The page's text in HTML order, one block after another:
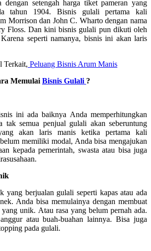
dengan setengah harga tiket pameran yang
tahun 1904. Bisnis gulali pertama kali
Morrison dan John C. Wharto dengan nama
Floss. Dan kini bisnis gulali pun dikuti oleh
seperti namanya, bisnis ini akan laris
Terkait, Peluang Bisnis Arum Manis
Memulai Bisnis Gulali ?
ini ada baiknya Anda memperhitungkan
tak semua penjual gulali akan seberuntung
akan laris manis ketika pertama kali
memiliki modal, Anda bisa mengajukan
kepada pemerintah, swasta atau bisa juga
yang berjualan gulali seperti kapas atau ada
Anda bisa memulainya dengan membuat
unik. Atau rasa yang belum pernah ada.
atau buah-buahan lainnya. Bisa juga
pada gulali.